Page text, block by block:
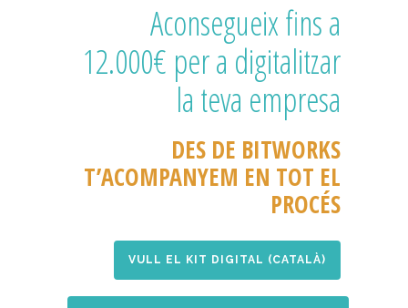
Aconsegueix fins a
12.000€ per a digitalitzar
la teva empresa
DES DE BITWORKS
T’ACOMPANYEM EN TOT EL
PROCÉS
VULL EL KIT DIGITAL (CATALÀ)